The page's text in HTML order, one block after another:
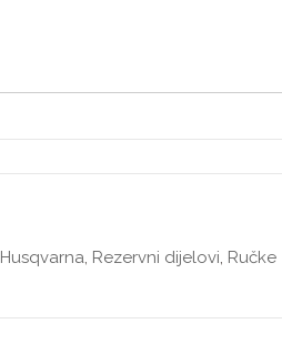
Husqvarna, Rezervni dijelovi, Ručke